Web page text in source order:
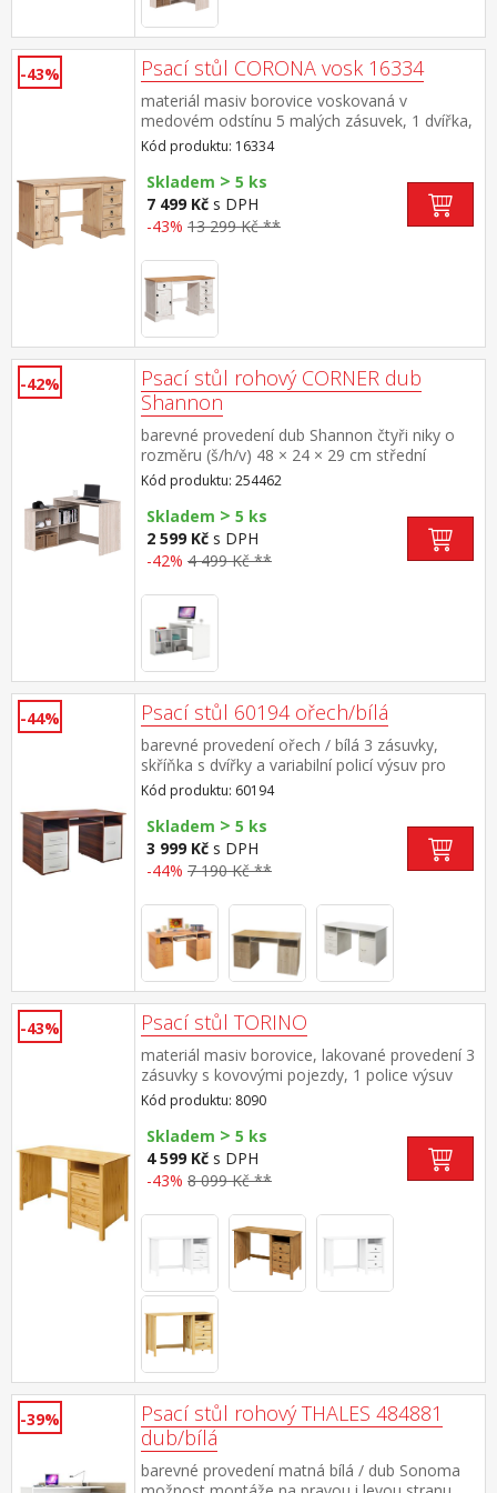
-43% Psací stůl CORONA vosk 16334
materiál masiv borovice voskovaná v
medovém odstínu 5 malých zásuvek, 1 dvířka,
kovové ozdobné úchytky součást sestavy
Corona
Kód produktu: 16334
Skladem > 5 ks
7 499 Kč s DPH
-43% 13 299 Kč **
-42%
Psací stůl rohový CORNER dub
Shannon
barevné provedení dub Shannon čtyři niky o
rozměru (š/h/v) 48 × 24 × 29 cm střední
vodorovné police mají 5 možností
umístění montáž možná na pravou i levou
stranu
Kód produktu: 254462
Skladem > 5 ks
2 599 Kč s DPH
-42% 4 499 Kč **
-44% Psací stůl 60194 ořech/bílá
barevné provedení ořech / bílá 3 zásuvky,
skříňka s dvířky a variabilní policí výsuv pro
klávesnici je součástí dodávky (montáž
volitelná)
Kód produktu: 60194
Skladem > 5 ks
3 999 Kč s DPH
-44% 7 190 Kč **
-43% Psací stůl TORINO
materiál masiv borovice, lakované provedení 3
zásuvky s kovovými pojezdy, 1 police výsuv
není součástí dodávky ke stolu je možno
dokoupit výsuvnou desku na klávesnici 8840
Kód produktu: 8090
Skladem > 5 ks
4 599 Kč s DPH
-43% 8 099 Kč **
-39%
Psací stůl rohový THALES 484881
dub/bílá
barevné provedení matná bílá / dub Sonoma